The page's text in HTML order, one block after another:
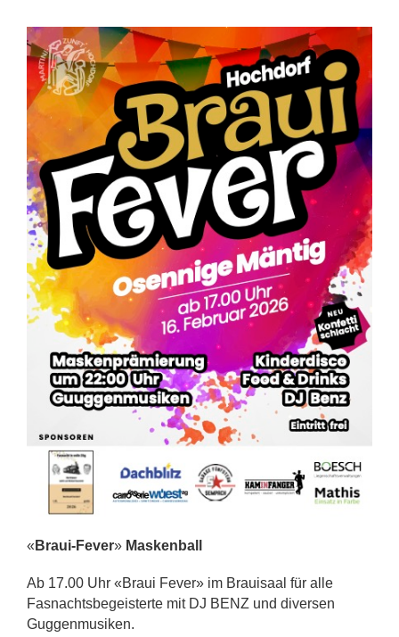
« Braui-Fever» Maskenball
Ab 17.00 Uhr «Braui Fever» im Brauisaal für alle
Fasnachtsbegeisterte mit DJ BENZ und diversen
Guggenmusiken.